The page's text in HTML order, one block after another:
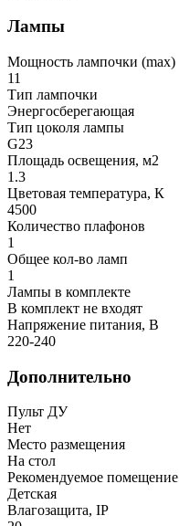
Лампы
Мощность лампочки (max)
11
Тип лампочки
Энергосберегающая
Тип цоколя лампы
G23
Площадь освещения, м2
1.3
Цветовая температура, К
4500
Количество плафонов
1
Общее кол-во ламп
1
Лампы в комплекте
В комплект не входят
Напряжение питания, В
220-240
Дополнительно
Пульт ДУ
Нет
Место размещения
На стол
Рекомендуемое помещение
Детская
Влагозащита, IP